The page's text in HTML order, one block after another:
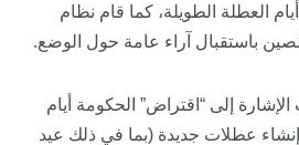
العطلة الطويلة، كما قام نظام
باستقبال آراء عامة حول الوضع.
إلى “اقتراض” الحكومة أيام
عطلات جديدة (بما في ذلك عيد